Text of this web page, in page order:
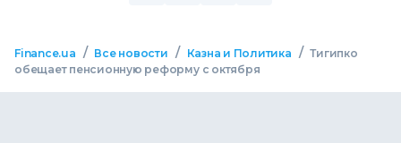
Finance.ua / Все новости / Казна и Политика / Тигипко
обещает пенсионную реформу с октября